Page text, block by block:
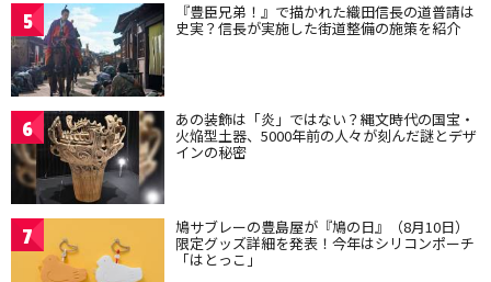
5 『豊臣兄弟！』で描かれた織田信長の道普請は
史実？信長が実施した街道整備の施策を紹介
6 あの装飾は「炎」ではない？縄文時代の国宝・
火焔型土器、5000年前の人々が刻んだ謎とデザ
インの秘密
7 鳩サブレーの豊島屋が『鳩の日』（8月10日）
限定グッズ詳細を発表！今年はシリコンポーチ
「はとっこ」